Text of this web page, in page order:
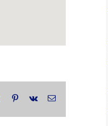
tumblr pinterest
vk Email